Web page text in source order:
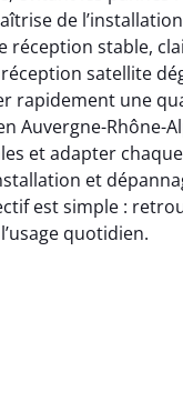
de
réception stable,
satellite
rapidement une
Auvergne-Rhône-
et adapter
et
est simple :
quotidien.